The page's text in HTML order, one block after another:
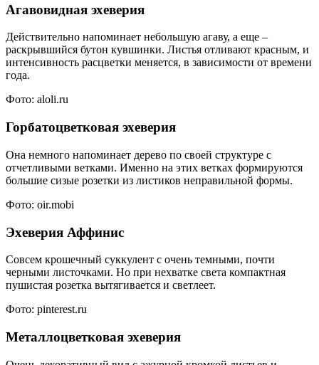
Агавовидная эхеверия
Действительно напоминает небольшую агаву, а еще –
раскрывшийся бутон кувшинки. Листья отливают красным, и
интенсивность расцветки меняется, в зависимости от времени
года.
Фото: aloli.ru
Горбатоцветковая эхеверия
Она немного напоминает дерево по своей структуре с
отчетливыми ветками. Именно на этих ветках формируются
большие сизые розетки из листиков неправильной формы.
Фото: oir.mobi
Эхеверия Аффинис
Совсем крошечный суккулент с очень темными, почти
черными листочками. Но при нехватке света компактная
пушистая розетка вытягивается и светлеет.
Фото: pinterest.ru
Металлоцветковая эхеверия